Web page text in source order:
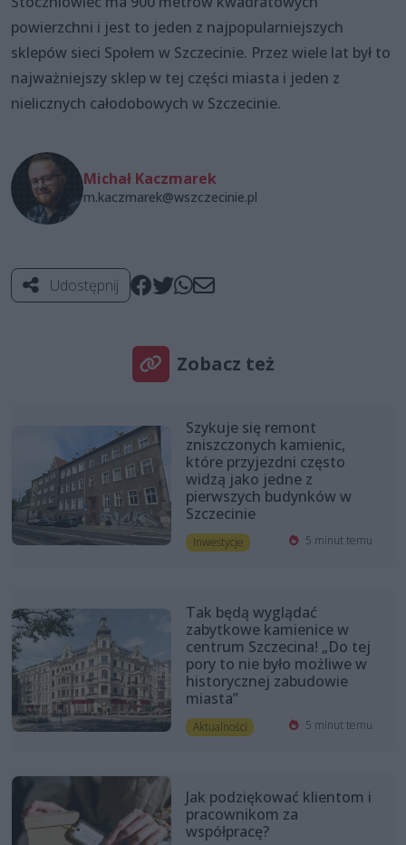
powierzchni i jest to jeden z najpopularniejszych
sklepów sieci Społem w Szczecinie. Przez wiele lat był to
najważniejszy sklep w tej części miasta i jeden z
nielicznych całodobowych w Szczecinie.
Michał Kaczmarek
m.kaczmarek@wszczecinie.pl
Udostępnij
Zobacz też
Szykuje się remont
zniszczonych kamienic,
które przyjezdni często
widzą jako jedne z
pierwszych budynków w
Szczecinie
Inwestycje 5 minut temu
Tak będą wyglądać
zabytkowe kamienice w
centrum Szczecina! „Do tej
pory to nie było możliwe w
historycznej zabudowie
miasta”
Aktualności 5 minut temu
Jak podziękować klientom i
pracownikom za
współpracę?